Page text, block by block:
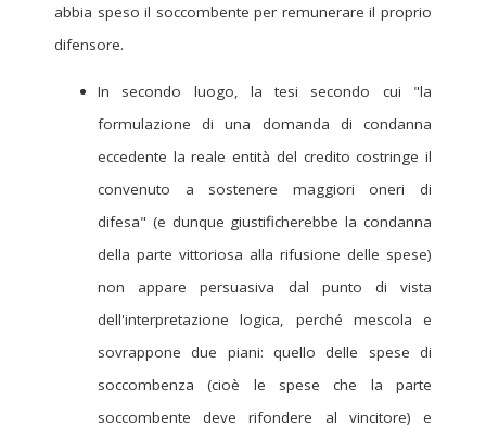
abbia speso il soccombente per remunerare il proprio
difensore.
In secondo luogo, la tesi secondo cui "la
formulazione di una domanda di condanna
eccedente la reale entità del credito costringe il
convenuto a sostenere maggiori oneri di
difesa" (e dunque giustificherebbe la condanna
della parte vittoriosa alla rifusione delle spese)
non appare persuasiva dal punto di vista
dell'interpretazione logica, perché mescola e
sovrappone due piani: quello delle spese di
soccombenza (cioè le spese che la parte
soccombente deve rifondere al vincitore) e